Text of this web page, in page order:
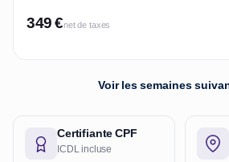
349 €net de taxes
Voir les semaines
Certifiante CPF
ICDL incluse